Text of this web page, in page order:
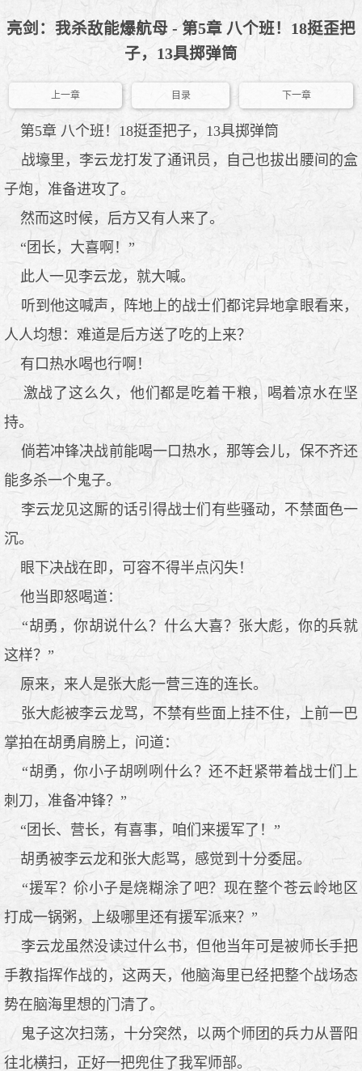
亮剑：我杀敌能爆航母 - 第5章 八个班！18挺歪把
子，13具掷弹筒
上一章 目录 下一章
第5章 八个班！18挺歪把子，13具掷弹筒
战壕里，李云龙打发了通讯员，自己也拔出腰间的盒
子炮，准备进攻了。
然而这时候，后方又有人来了。
“团长，大喜啊！”
此人一见李云龙，就大喊。
听到他这喊声，阵地上的战士们都诧异地拿眼看来，
人人均想：难道是后方送了吃的上来？
有口热水喝也行啊！
激战了这么久，他们都是吃着干粮，喝着凉水在坚
持。
倘若冲锋决战前能喝一口热水，那等会儿，保不齐还
能多杀一个鬼子。
李云龙见这厮的话引得战士们有些骚动，不禁面色一
沉。
眼下决战在即，可容不得半点闪失！
他当即怒喝道：
“胡勇，你胡说什么？什么大喜？张大彪，你的兵就
这样？”
原来，来人是张大彪一营三连的连长。
张大彪被李云龙骂，不禁有些面上挂不住，上前一巴
掌拍在胡勇肩膀上，问道：
“胡勇，你小子胡咧咧什么？还不赶紧带着战士们上
刺刀，准备冲锋？”
“团长、营长，有喜事，咱们来援军了！”
胡勇被李云龙和张大彪骂，感觉到十分委屈。
“援军？伱小子是烧糊涂了吧？现在整个苍云岭地区
打成一锅粥，上级哪里还有援军派来？”
李云龙虽然没读过什么书，但他当年可是被师长手把
手教指挥作战的，这两天，他脑海里已经把整个战场态
势在脑海里想的门清了。
鬼子这次扫荡，十分突然，以两个师团的兵力从晋阳
往北横扫，正好一把兜住了我军师部。